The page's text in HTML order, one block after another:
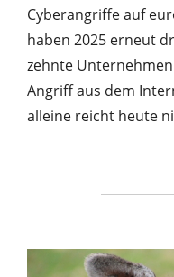
Cyberangriffe auf
haben 2025 erneut
zehnte
Angriff aus dem
alleine reicht heute